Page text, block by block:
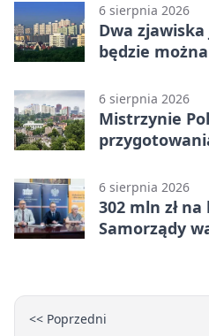
6 sierpnia 2026
Dwa
będzie
6 sierpnia 2026
Mistrzynie
6 sierpnia 2026
302 mln zł
Samorządy
<< Poprzedni